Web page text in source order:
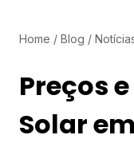
Home / Blog /
Preços
Solar